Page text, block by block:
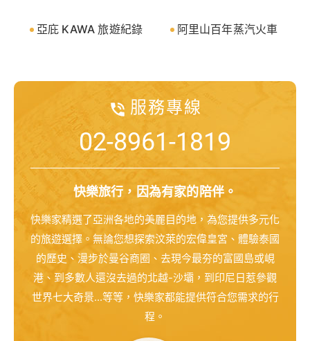
亞庇 KAWA 旅遊紀錄 阿里山百年蒸汽火車
服務專線
02-8961-1819
快樂旅行，因為有家的陪伴。
快樂家精選了亞洲各地的美麗目的地，為您提供多元化
的旅遊選擇。無論您想探索汶萊的宏偉皇宮、體驗泰國
的歷史、漫步於曼谷商圈、去現今最夯的富國島或峴
港、到多數人還沒去過的北越-沙壩，到印尼日惹參觀
世界七大奇景...等等，快樂家都能提供符合您需求的行
程。